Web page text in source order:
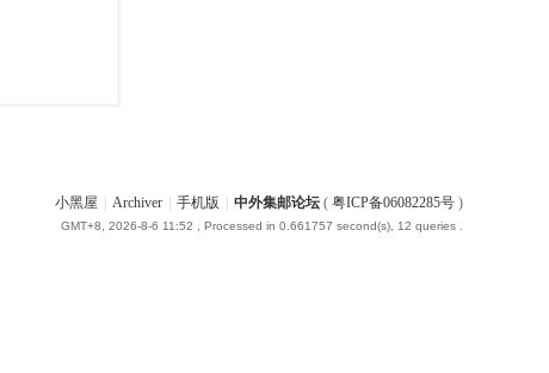
小黑屋 Archiver 手机版 中外集邮论坛 ( 粤ICP备06082285号 )
GMT+8, 2026-8-6 11:52 , Processed in 0.661757 second(s), 12 queries .